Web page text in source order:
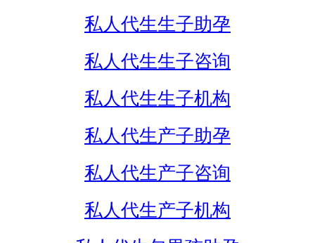
私人代生生子助孕
私人代生生子咨询
私人代生生子机构
私人代生产子助孕
私人代生产子咨询
私人代生产子机构